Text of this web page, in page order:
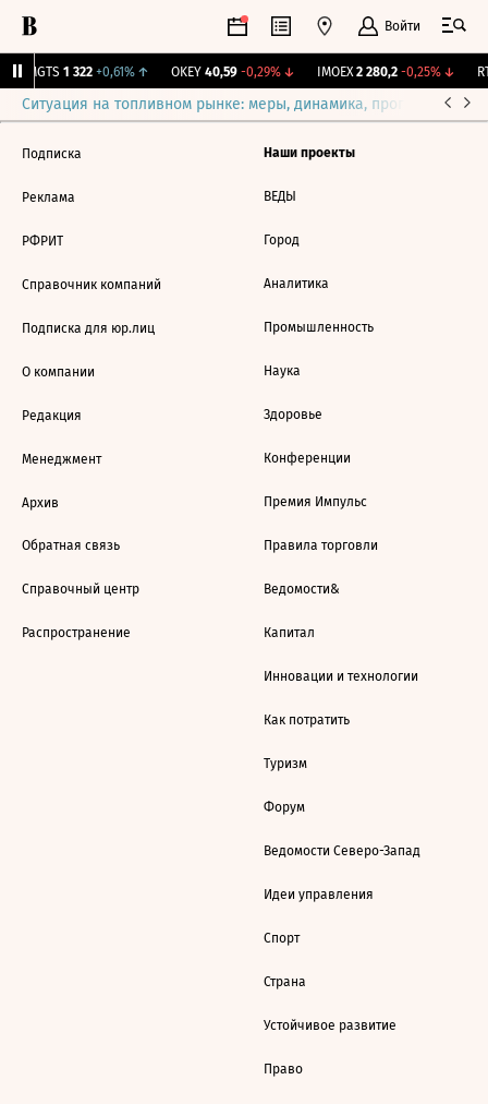
Войти
MGTS 1 322 +0,61%↑ OKEY 40,59 -0,29%↓ IMOEX 2 280,2 -0,25%↓
Ситуация на топливном рынке: меры, динамика, прогнозы
Подписка
Реклама
РФРИТ
Справочник компаний
Подписка для юр.лиц
О компании
Редакция
Менеджмент
Архив
Обратная связь
Справочный центр
Распространение
Наши проекты
ВЕДЫ
Город
Аналитика
Промышленность
Наука
Здоровье
Конференции
Премия Импульс
Правила торговли
Ведомости&
Капитал
Инновации и технологии
Как потратить
Туризм
Форум
Ведомости Северо-Запад
Идеи управления
Спорт
Страна
Устойчивое развитие
Право